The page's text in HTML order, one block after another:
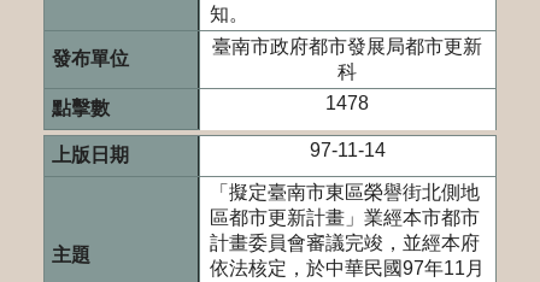
知。
臺南市政府都市發展局都市更新
科
1478
97-11-14
「擬定臺南市東區榮譽街北側地
區都市更新計畫」業經本市都市
計畫委員會審議完竣，並經本府
依法核定，於中華民國97年11月